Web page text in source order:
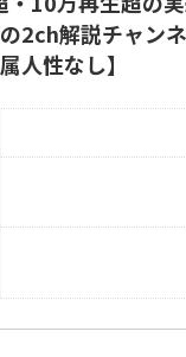
2ch解説チャン
人性なし】